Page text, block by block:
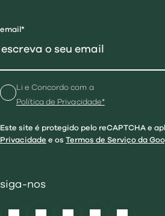
email*
Li e Concordo com a
Política de Privacidade*
Este site é protegido pelo reCAPTCHA e
Privacidade e os Termos de Serviço da
siga-nos